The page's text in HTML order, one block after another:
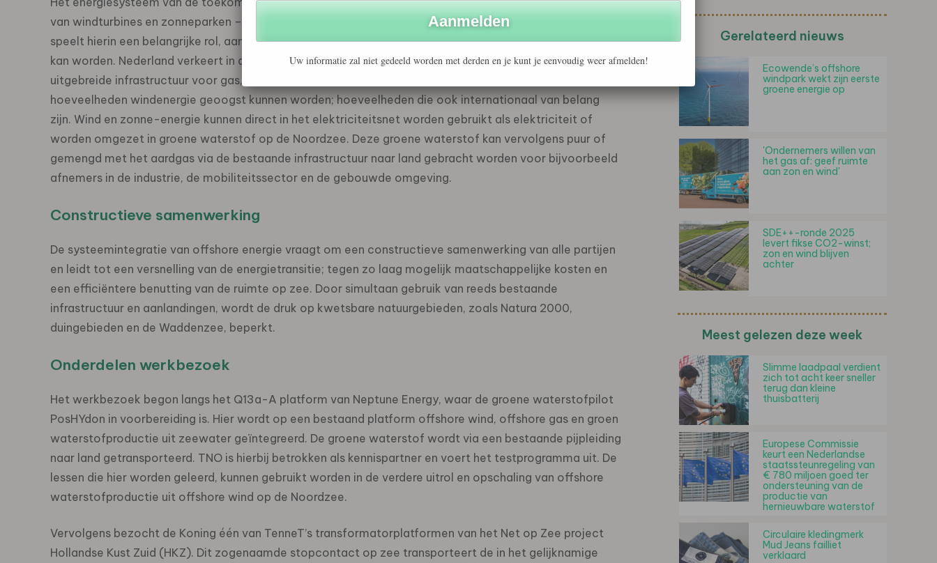
van windturbines en zonneparken – en duurzame moleculen, zoals groene waterstof. De Noordzee
speelt hierin een belangrijke rol, aangezien op zee een groot deel van de Nederlandse energie opgewekt
kan worden. Nederland verkeert in de bijzondere positie dat er, naast de aanwezigheid van een
uitgebreide infrastructuur voor gas, tevens op het Nederlandse deel van de Noordzee grote
hoeveelheden windenergie geoogst kunnen worden; hoeveelheden die ook internationaal van belang
zijn. Wind en zonne-energie kunnen direct in het elektriciteitsnet worden gebruikt als elektriciteit of
worden omgezet in groene waterstof op de Noordzee. Deze groene waterstof kan vervolgens puur of
gemengd met het aardgas via de bestaande infrastructuur naar land gebracht worden voor bijvoorbeeld
afnemers in de industrie, de mobiliteitssector en de gebouwde omgeving.
Constructieve samenwerking
De systeemintegratie van offshore energie vraagt om een constructieve samenwerking van alle partijen
en leidt tot een versnelling van de energietransitie; tegen zo laag mogelijk maatschappelijke kosten en
een efficiëntere benutting van de ruimte op zee. Door simultaan gebruik van reeds bestaande
infrastructuur en aanlandingen, wordt de druk op kwetsbare natuurgebieden, zoals Natura 2000,
duingebieden en de Waddenzee, beperkt.
Onderdelen werkbezoek
Het werkbezoek begon langs het Q13a-A platform van Neptune Energy, waar de groene waterstofpilot
PosHYdon in voorbereiding is. Hier wordt op een bestaand platform offshore wind, offshore gas en groen
waterstofproductie uit zeewater geïntegreerd. De groene waterstof wordt via een bestaande pijpleiding
naar land getransporteerd. TNO is hierbij betrokken als kennispartner en voert het testprogramma uit. De
lessen die hier worden geleerd, kunnen gebruikt worden in de verdere uitrol en opschaling van offshore
waterstofproductie uit offshore wind op de Noordzee.
Vervolgens bezocht de Koning één van TenneT’s transformatorplatformen van het Net op Zee project
Hollandse Kust Zuid (HKZ). Dit zogenaamde stopcontact op zee transporteert de in het gelijknamige
Gerelateerd nieuws
Ecowende’s offshore
windpark wekt zijn eerste
groene energie op
'Ondernemers willen van
het gas af: geef ruimte
aan zon en wind'
SDE++-ronde 2025
levert fikse CO2-winst;
zon en wind blijven
achter
Meest gelezen deze week
Slimme laadpaal verdient
zich tot acht keer sneller
terug dan kleine
thuisbatterij
Europese Commissie
keurt een Nederlandse
staatssteunregeling van
€ 780 miljoen goed ter
ondersteuning van de
productie van
hernieuwbare waterstof
Circulaire kledingmerk
Mud Jeans failliet
verklaard
Uw informatie zal niet gedeeld worden met derden en je kunt je eenvoudig weer afmelden!